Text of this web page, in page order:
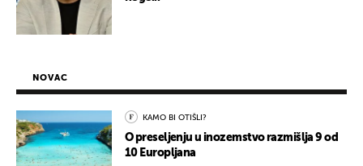
NOVAC
KAMO BI OTIŠLI?
O preseljenju u inozemstvo razmišlja 9 od
10 Europljana